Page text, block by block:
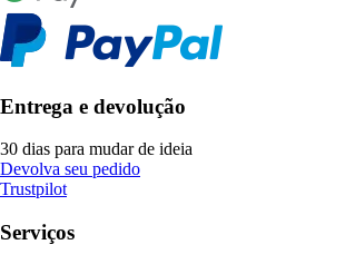
Entrega e devolução
30 dias para mudar de ideia
Devolva seu pedido
Trustpilot
Serviços